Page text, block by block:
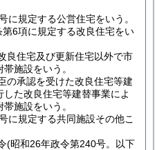
規定する公営住宅をいう。
6項に規定する改良住宅をい
住宅及び更新住宅以外で市
施設をいう。
承認を受けた改良住宅等建
た改良住宅等建替事業によ
施設をいう。
規定する共同施設その他こ
(昭和26年政令第240号。以下